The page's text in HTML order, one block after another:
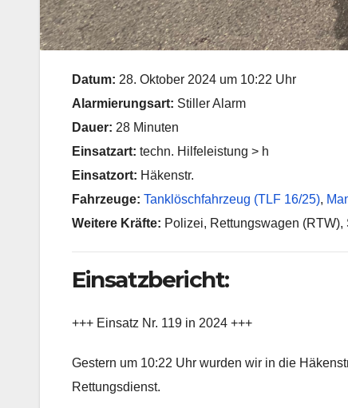
Datum: 28. Oktober 2024 um 10:22 Uhr
Alarmierungsart: Stiller Alarm
Dauer: 28 Minuten
Einsatzart: techn. Hilfeleistung > h
Einsatzort: Häkenstr.
Fahrzeuge: Tanklöschfahrzeug (TLF 16/25),
Weitere Kräfte: Polizei, Rettungswagen (RTW),
Einsatzbericht:
+++ Einsatz Nr. 119 in 2024 +++
Gestern um 10:22 Uhr wurden wir in die
Rettungsdienst.